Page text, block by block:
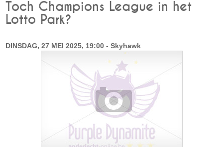
Toch Champions League in het
Lotto Park?
DINSDAG, 27 MEI 2025, 19:00 - Skyhawk